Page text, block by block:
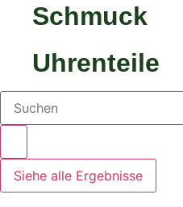
Schmuck
Uhrenteile
Search
Siehe alle Ergebnisse